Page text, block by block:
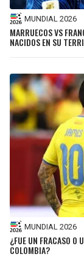
MUNDIAL 2026
MARRUECOS VS
NACIDOS EN SU
MUNDIAL 2026
¿FUE UN FRACASO O
COLOMBIA?